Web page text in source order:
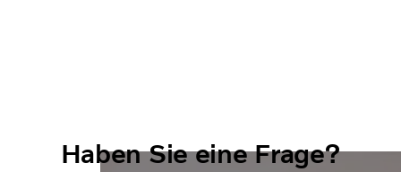
Haben Sie eine Frage?